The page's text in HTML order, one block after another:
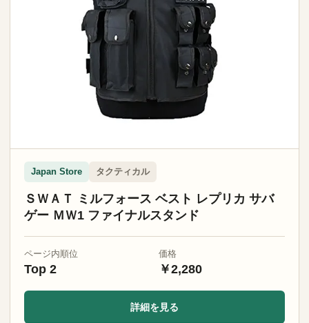
Japan Store タクティカル
ＳＷＡＴ ミルフォース ベスト レプリカ サバ
ゲー ＭＷ1 ファイナルスタンド
ページ内順位
Top 2
価格
￥2,280
詳細を見る